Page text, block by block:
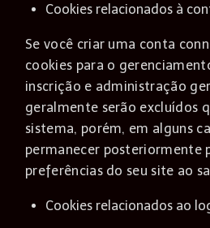
Cookies relacionados à
Se você criar uma conta
cookies para o
inscrição e administração
geralmente serão excluídos
sistema, porém, em alguns
permanecer posteriormente
preferências do seu site ao
Cookies relacionados ao